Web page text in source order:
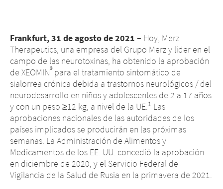
Frankfurt, 31 de agosto de 2021 – Hoy, Merz
Therapeutics, una empresa del Grupo Merz y líder en el
campo de las neurotoxinas, ha obtenido la aprobación
de XEOMIN®para el tratamiento sintomático de
sialorrea crónica debida a trastornos neurológicos / del
neurodesarrollo en niños y adolescentes de 2 a 17 años
y con un peso ≥12 kg, a nivel de la UE.1 Las
aprobaciones nacionales de las autoridades de los
países implicados se producirán en las próximas
semanas. La Administración de Alimentos y
Medicamentos de los EE. UU. concedió la aprobación
en diciembre de 2020, y el Servicio Federal de
Vigilancia de la Salud de Rusia en la primavera de 2021.